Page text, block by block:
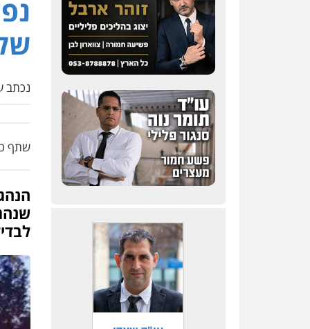
סלימאן אבו שעירה –
משרד עורכי דין
0547780927
דוד אפרים משרד עורכי
דין
פלילי צווארון לבן מס
הכנסה מע"מ
עו"ד אשרף שחאדה
פלילי פשיעה חמורה
מעצרים וחקירות תעבורה
0549535659
עו"ד שנהב אילון
נכתב
שתף